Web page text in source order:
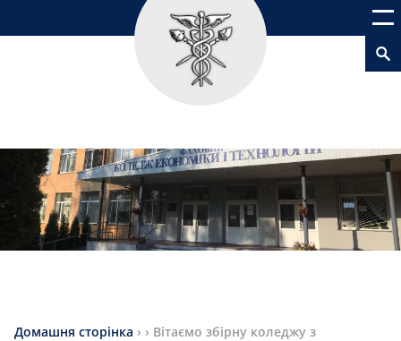
Домашня сторінка › › Вітаємо збірну коледжу з